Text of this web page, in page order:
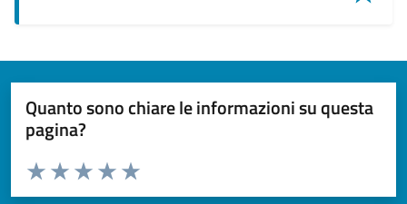
Quanto sono chiare le informazioni su questa
pagina?
Valuta da 1 a 5 stelle la pagina
Valuta 5 stelle su 5
Valuta 4 stelle su 5
Valuta 3 stelle su 5
Valuta 2 stelle su 5
Valuta 1 stelle su 5